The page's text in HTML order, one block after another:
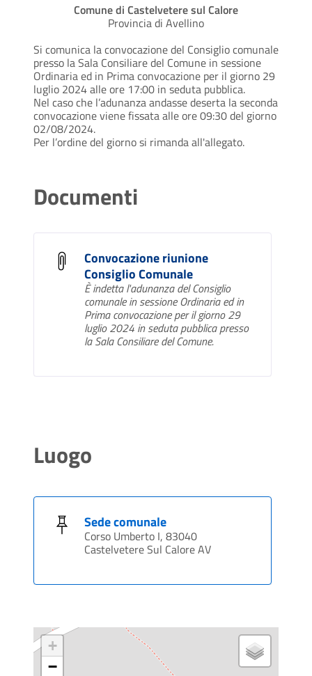
Comune di Castelvetere sul Calore
Provincia di Avellino
Si comunica la convocazione del Consiglio comunale
presso la Sala Consiliare del Comune in sessione
Ordinaria ed in Prima convocazione per il giorno 29
luglio 2024 alle ore 17:00 in seduta pubblica.
Nel caso che l’adunanza andasse deserta la seconda
convocazione viene fissata alle ore 09:30 del giorno
02/08/2024.
Per l’ordine del giorno si rimanda all'allegato.
Documenti
Convocazione riunione
Consiglio Comunale
È indetta l'adunanza del Consiglio
comunale in sessione Ordinaria ed in
Prima convocazione per il giorno 29
luglio 2024 in seduta pubblica presso
la Sala Consiliare del Comune.
Luogo
Sede comunale
Corso Umberto I, 83040
Castelvetere Sul Calore AV
+
−